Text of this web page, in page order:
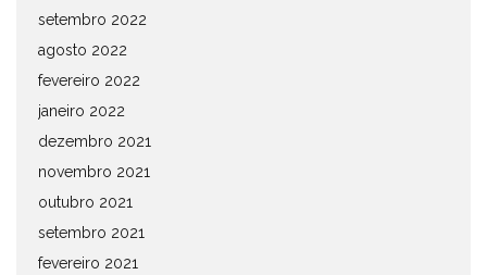
setembro 2022
agosto 2022
fevereiro 2022
janeiro 2022
dezembro 2021
novembro 2021
outubro 2021
setembro 2021
fevereiro 2021